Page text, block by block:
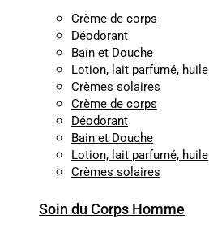
Crème de corps
Déodorant
Bain et Douche
Lotion, lait parfumé, huile
Crèmes solaires
Crème de corps
Déodorant
Bain et Douche
Lotion, lait parfumé, huile
Crèmes solaires
Soin du Corps Homme